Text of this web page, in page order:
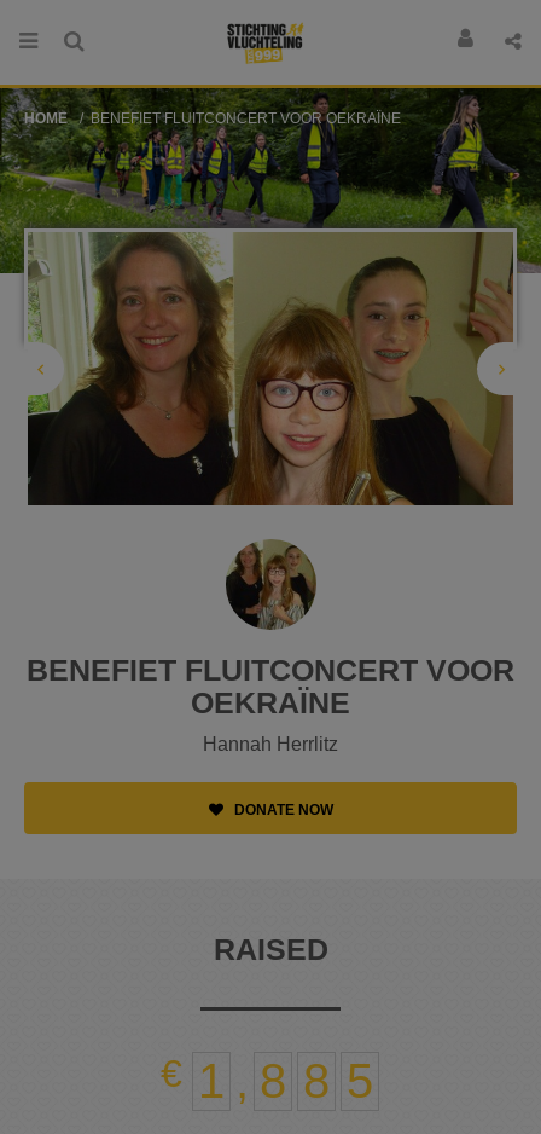
HOME BENEFIET FLUITCONCERT VOOR OEKRAÏNE
BENEFIET FLUITCONCERT VOOR
OEKRAÏNE
Hannah Herrlitz
DONATE NOW
RAISED
1 , 8 8 5